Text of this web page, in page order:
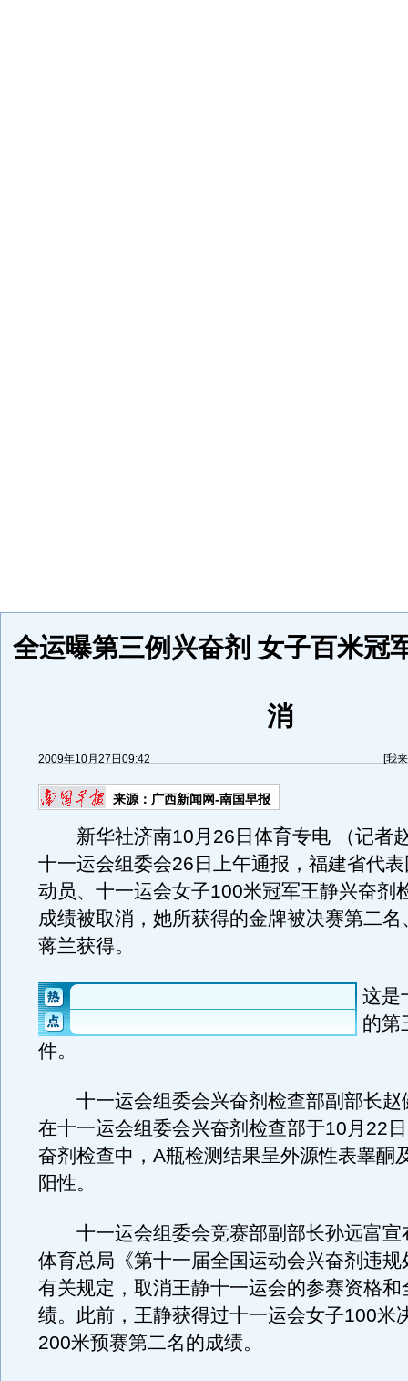
全运曝第三例兴奋剂 女子百米冠
消
2009年10月27日09:42 [我
来源： 广西新闻网-南国早报
新华社济南10月26日体育专电 （记者
十一运会组委会26日上午通报，福建省代
动员、十一运会女子100米冠军王静兴奋剂
成绩被取消，她所获得的金牌被决赛第二名
蒋兰获得。
这是
的第
件。
十一运会组委会兴奋剂检查部副部长赵
在十一运会组委会兴奋剂检查部于10月22
奋剂检查中，A瓶检测结果呈外源性表睾酮
阳性。
十一运会组委会竞赛部副部长孙远富宣
体育总局《第十一届全国运动会兴奋剂违规
有关规定，取消王静十一运会的参赛资格和
绩。此前，王静获得过十一运会女子100米
200米预赛第二名的成绩。